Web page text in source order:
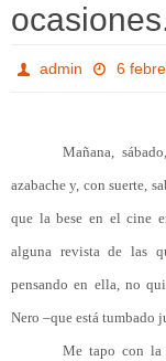
admin 6
Mañana,
azabache y, con suerte,
que la bese en el cine
alguna revista de las
pensando en ella, no
Nero –que está tumbado
Me tapo con la